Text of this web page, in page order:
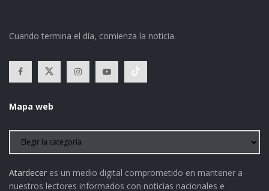
Cuando termina el día, comienza la noticia.
Mapa web
Atardecer es un medio digital comprometido en mantener a
nuestros lectores informados con noticias nacionales e